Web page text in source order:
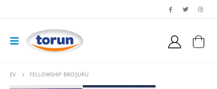
EV FELLOWSHIP BROŞÜRÜ